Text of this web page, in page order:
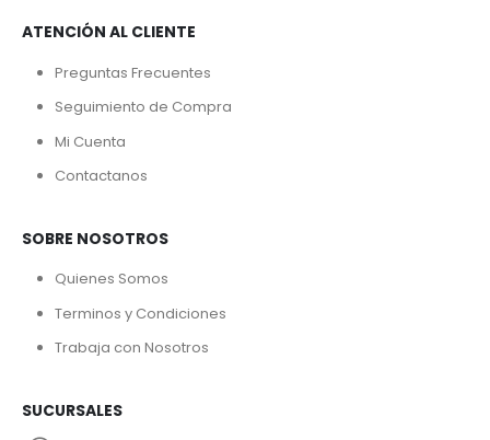
ATENCIÓN AL CLIENTE
Preguntas Frecuentes
Seguimiento de Compra
Mi Cuenta
Contactanos
SOBRE NOSOTROS
Quienes Somos
Terminos y Condiciones
Trabaja con Nosotros
SUCURSALES